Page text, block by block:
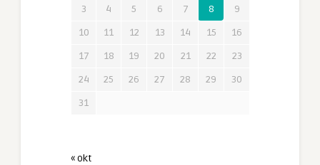
3
4 5 6 7 8
9
10
11 12 13 14 15
16
17
18 19 20 21 22
23
24
25 26 27 28 29
30
31
« okt